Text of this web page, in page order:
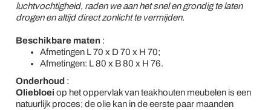
luchtvochtigheid, raden we aan het snel en grondig te laten
drogen en altijd direct zonlicht te vermijden.
Beschikbare maten :
Afmetingen L 70 x D 70 x H 70;
Afmetingen: L 80 x B 80 x H 76.
Onderhoud :
Oliebloei op het oppervlak van teakhouten meubelen is een
natuurlijk proces; de olie kan in de eerste paar maanden